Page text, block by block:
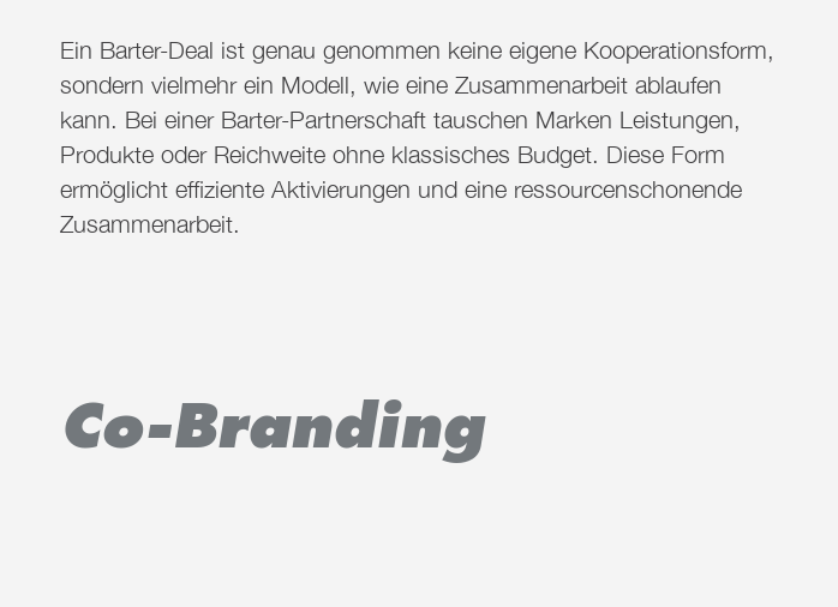
Ein Barter-Deal ist genau genommen keine eigene Kooperationsform,
sondern vielmehr ein Modell, wie eine Zusammenarbeit ablaufen
kann. Bei einer Barter-Partnerschaft tauschen Marken Leistungen,
Produkte oder Reichweite ohne klassisches Budget. Diese Form
ermöglicht effiziente Aktivierungen und eine ressourcenschonende
Zusammenarbeit.
Co-Branding